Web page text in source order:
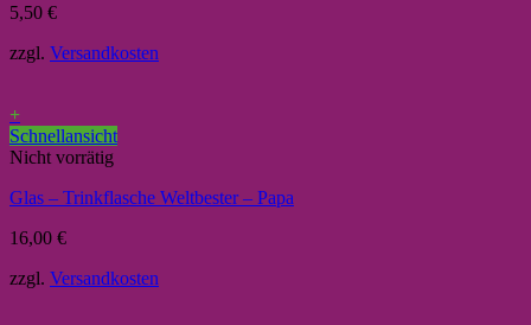
5,50 €
zzgl. Versandkosten
+
Schnellansicht
Nicht vorrätig
Glas – Trinkflasche Weltbester – Papa
16,00 €
zzgl. Versandkosten